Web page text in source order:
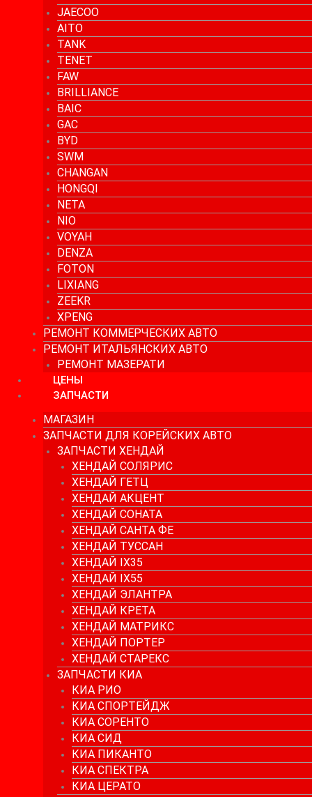
JAECOO
AITO
TANK
TENET
FAW
BRILLIANCE
BAIC
GAC
BYD
SWM
CHANGAN
HONGQI
NETA
NIO
VOYAH
DENZA
FOTON
LIXIANG
ZEEKR
XPENG
РЕМОНТ КОММЕРЧЕСКИХ АВТО
РЕМОНТ ИТАЛЬЯНСКИХ АВТО
РЕМОНТ МАЗЕРАТИ
ЦЕНЫ
ЗАПЧАСТИ
МАГАЗИН
ЗАПЧАСТИ ДЛЯ КОРЕЙСКИХ АВТО
ЗАПЧАСТИ ХЕНДАЙ
ХЕНДАЙ СОЛЯРИС
ХЕНДАЙ ГЕТЦ
ХЕНДАЙ АКЦЕНТ
ХЕНДАЙ СОНАТА
ХЕНДАЙ САНТА ФЕ
ХЕНДАЙ ТУССАН
ХЕНДАЙ IX35
ХЕНДАЙ IX55
ХЕНДАЙ ЭЛАНТРА
ХЕНДАЙ КРЕТА
ХЕНДАЙ МАТРИКС
ХЕНДАЙ ПОРТЕР
ХЕНДАЙ СТАРЕКС
ЗАПЧАСТИ КИА
КИА РИО
КИА СПОРТЕЙДЖ
КИА СОРЕНТО
КИА СИД
КИА ПИКАНТО
КИА СПЕКТРА
КИА ЦЕРАТО